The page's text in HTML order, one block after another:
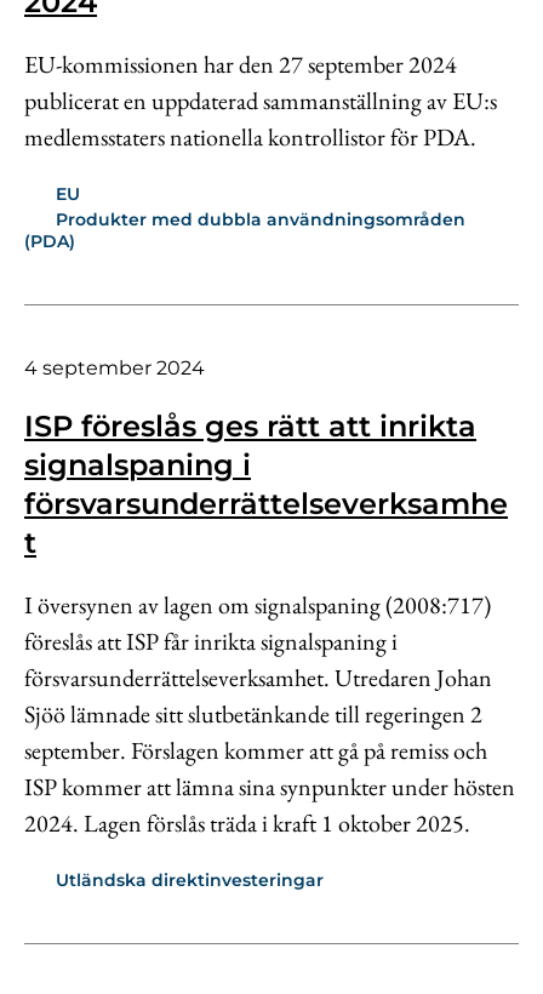
EU-kommissionen har den 27 september 2024
publicerat en uppdaterad sammanställning av EU:s
medlemsstaters nationella kontrollistor för PDA.
EU
Produkter med dubbla användningsområden
(PDA)
4 september 2024
ISP föreslås ges rätt att inrikta
signalspaning i
försvarsunderrättelseverksamhe
t
I översynen av lagen om signalspaning (2008:717)
föreslås att ISP får inrikta signalspaning i
försvarsunderrättelseverksamhet. Utredaren Johan
Sjöö lämnade sitt slutbetänkande till regeringen 2
september. Förslagen kommer att gå på remiss och
ISP kommer att lämna sina synpunkter under hösten
2024. Lagen förslås träda i kraft 1 oktober 2025.
Utländska direktinvesteringar